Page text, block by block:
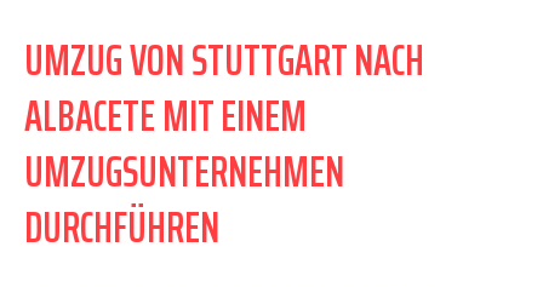
UMZUG VON STUTTGART NACH
ALBACETE MIT EINEM
UMZUGSUNTERNEHMEN
DURCHFÜHREN